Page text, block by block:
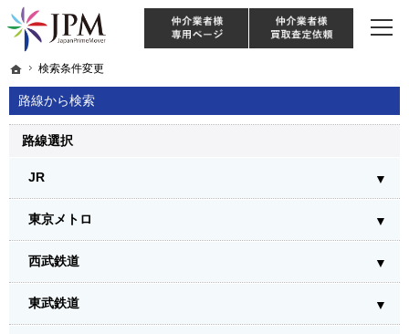
ホーム
検索条件変更
路線から検索
東京・神奈川・埼玉・千葉のリノベーション住宅や中古マンションを手がける会
【物件買取強化中！】リノベーション住宅・不動産・中古マンションならJPM
路線選択
JR
東京メトロ
西武鉄道
東武鉄道
ホーム
検索条件変更